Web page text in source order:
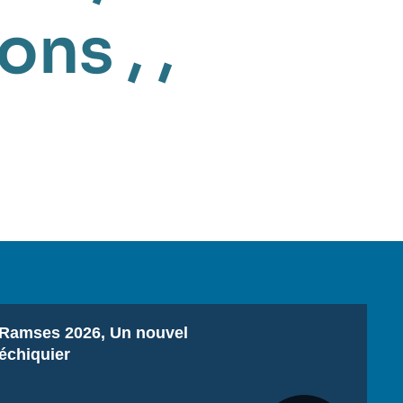
, ,
Titre
Ramses 2026, Un nouvel